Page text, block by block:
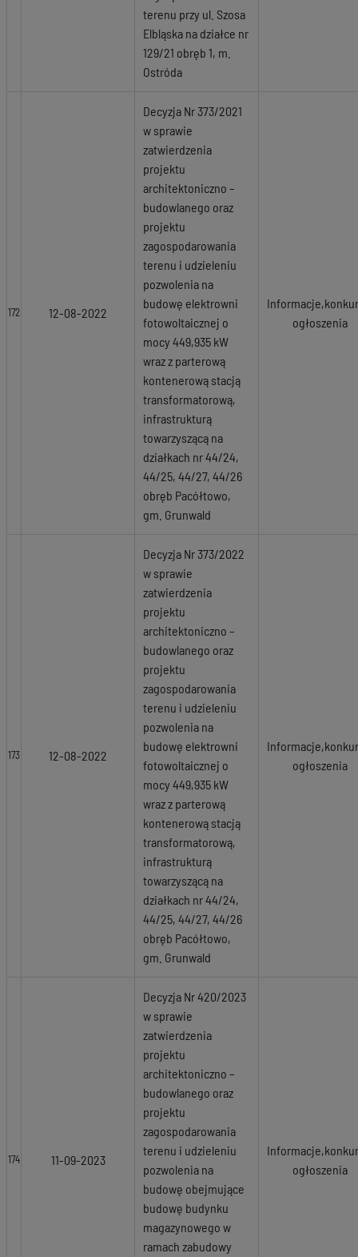
terenu przy ul. Szosa
Elbląska na działce nr
129/21 obręb 1, m.
Ostróda
172 12-08-2022
Decyzja Nr 373/2021
w sprawie
zatwierdzenia
projektu
architektoniczno –
budowlanego oraz
projektu
zagospodarowania
terenu i udzieleniu
pozwolenia na
budowę elektrowni
fotowoltaicznej o
mocy 449,935 kW
wraz z parterową
kontenerową stacją
transformatorową,
infrastrukturą
towarzyszącą na
działkach nr 44/24,
44/25, 44/27, 44/26
obręb Pacółtowo,
gm. Grunwald
ogłoszenia
173 12-08-2022
Decyzja Nr 373/2022
w sprawie
zatwierdzenia
projektu
architektoniczno –
budowlanego oraz
projektu
zagospodarowania
terenu i udzieleniu
pozwolenia na
budowę elektrowni
fotowoltaicznej o
mocy 449,935 kW
wraz z parterową
kontenerową stacją
transformatorową,
infrastrukturą
towarzyszącą na
działkach nr 44/24,
44/25, 44/27, 44/26
obręb Pacółtowo,
gm. Grunwald
ogłoszenia
174 11-09-2023
Decyzja Nr 420/2023
w sprawie
zatwierdzenia
projektu
architektoniczno –
budowlanego oraz
projektu
zagospodarowania
terenu i udzieleniu
pozwolenia na
budowę obejmujące
budowę budynku
magazynowego w
ramach zabudowy
ogłoszenia